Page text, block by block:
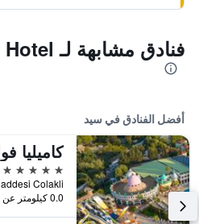
فنادق مشابهة لـ Side World Star Hotel
أفضل الفنادق في سيد
5 نجوم
0.0 كيلومتر عن وسط المدينة